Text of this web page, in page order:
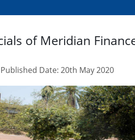
of Meridian
Published Date: 20th May 2020